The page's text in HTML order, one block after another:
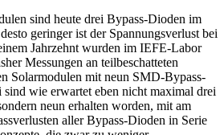
sind heute drei Bypass-Dioden im
geringer ist der Spannungsverlust bei
Jahrzehnt wurden im IEFE-Labor
Messungen an teilbeschatteten
Solarmodulen mit neun SMD-Bypass-
wie erwartet eben nicht maximal drei
neun erhalten worden, mit am
aller Bypass-Dioden in Serie